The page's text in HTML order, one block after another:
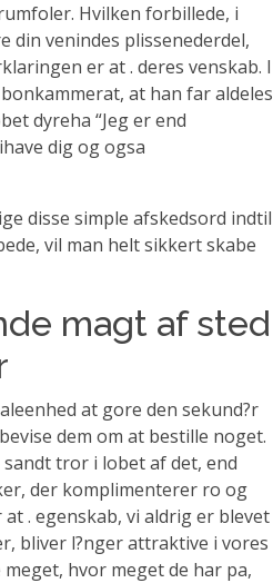
Hvilken forbillede, i
din venindes plissenederdel,
er at . deres venskab. I
at han far aldeles
dyreha “Jeg er end
dig og ogsa
disse simple afskedsord indtil
vil man helt sikkert skabe
magt af sted
at gore den sekund?r
dem om at bestille noget.
tror i lobet af det, end
der komplimenterer ro og
. egenskab, vi aldrig er blevet
bliver l?nger attraktive i vores
hvor meget de har pa,